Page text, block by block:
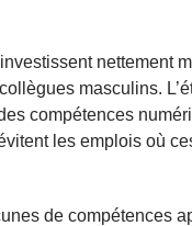
nettement
masculins.
compétences
les emplois où
de compétences